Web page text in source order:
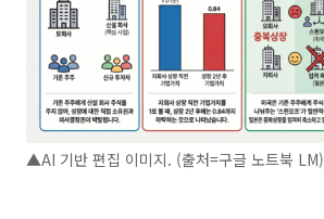
▲AI 기반 편집 이미지. (출처=구글 노트북 LM)